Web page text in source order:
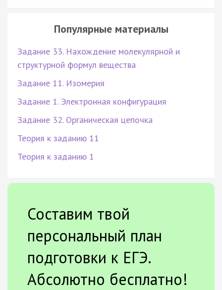
Популярные материалы
Задание 33. Нахождение молекулярной и
структурной формул вещества
Задание 11. Изомерия
Задание 1. Электронная конфигурация
Задание 32. Органическая цепочка
Теория к заданию 11
Теория к заданию 1
Составим твой
персональный план
подготовки к ЕГЭ.
Абсолютно бесплатно!